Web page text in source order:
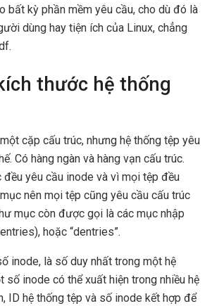
bất kỳ phần mềm yêu cầu, cho dù đó là
dùng hay tiện ích của Linux, chẳng
thước hệ thống
cặp cấu trúc, nhưng hệ thống tệp yêu
Có hàng ngàn và hàng vạn cấu trúc.
đều yêu cầu inode và vì mọi tệp đều
nên mọi tệp cũng yêu cầu cấu trúc
mục còn được gọi là các mục nhập
hoặc “dentries”.
inode, là số duy nhất trong một hệ
số inode có thể xuất hiện trong nhiều hệ
ID hệ thống tệp và số inode kết hợp để